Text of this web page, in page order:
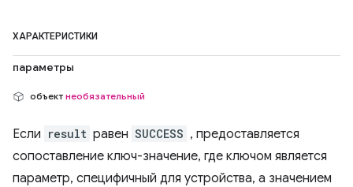
ХАРАКТЕРИСТИКИ
параметры
объект необязательный
Если result равен SUCCESS , предоставляется
сопоставление ключ-значение, где ключом является
параметр, специфичный для устройства, а значением